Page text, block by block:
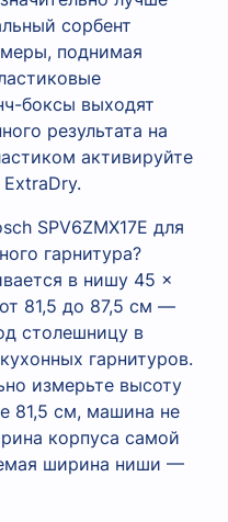
сорбент
поднимая
боксы выходят
результата на
активируйте
SPV6ZMX17E для
гарнитура?
в нишу 45 ×
81,5 до 87,5 см —
столешницу в
гарнитуров.
измерьте высоту
81,5 см, машина не
корпуса самой
ширина ниши —